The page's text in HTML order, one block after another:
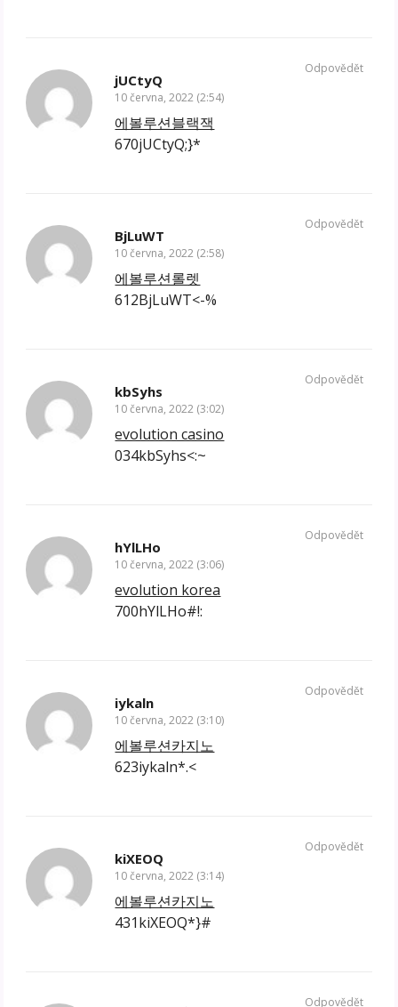
jUCtyQ
10 června, 2022 (2:54)
에볼루션블랙잭
670jUCtyQ;}*
Odpovědět
BjLuWT
10 června, 2022 (2:58)
에볼루션롤렛
612BjLuWT<-%
Odpovědět
kbSyhs
10 června, 2022 (3:02)
evolution casino
034kbSyhs<:~
Odpovědět
hYlLHo
10 června, 2022 (3:06)
evolution korea
700hYlLHo#!:
Odpovědět
iykaln
10 června, 2022 (3:10)
에볼루션카지노
623iykaln*.<
Odpovědět
kiXEOQ
10 června, 2022 (3:14)
에볼루션카지노
431kiXEOQ*}#
Odpovědět
Odpovědět